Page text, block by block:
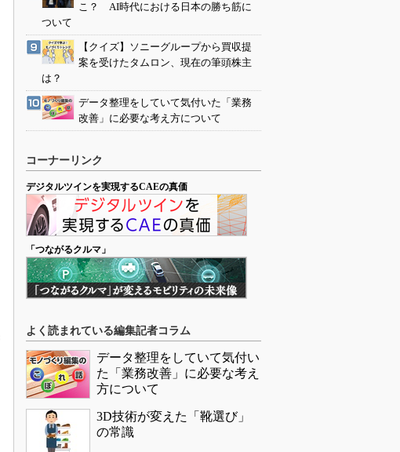
こ？ AI時代における日本の勝ち筋に
ついて
【クイズ】ソニーグループから買収提
案を受けたタムロン、現在の筆頭株主
は？
データ整理をしていて気付いた「業務
改善」に必要な考え方について
コーナーリンク
デジタルツインを実現するCAEの真価
「つながるクルマ」
よく読まれている編集記者コラム
データ整理をしていて気付い
た「業務改善」に必要な考え
方について
3D技術が変えた「靴選び」
の常識